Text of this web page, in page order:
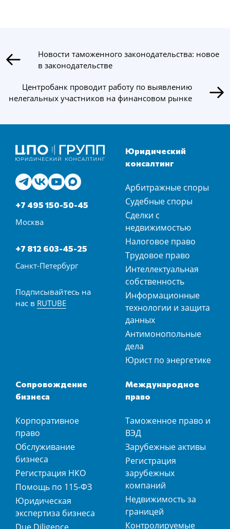
Новости таможенного законодательства: новое
в законодательстве
Центробанк проводит работу по выявлению
нелегальных участников на финансовом рынке
+7 495 150-50-45
Москва
+7 812 603-45-25
Санкт-Петербург
Подписывайтесь на
нас в RUTUBE
Юридический
консалтинг
Арбитражные споры
Судебные споры
Сделки с
недвижимостью
Налоговое право
Трудовое право
Интеллектуальная
собственность
Информационные
технологии и защита
данных
Антимонопольные
дела
Юрист по энергетике
Сопровождение
бизнеса
Корпоративное
право
Обслуживание
бизнеса
Регистрация НКО
Помощь по 115-ФЗ
Юридическая
экспертиза бизнеса
Международное
право
Таможенное право и
ВЭД
Зарубежные активы
Регистрация
зарубежных
компаний
Недвижимость за
границей
Контролируемые